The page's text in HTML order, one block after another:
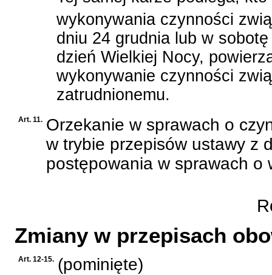
wykonywania czynności
dniu 24 grudnia lub w
dzień Wielkiej Nocy,
wykonywanie czynności
zatrudnionemu.
Art. 11. Orzekanie w sprawach o
w trybie przepisów ustawy z
postępowania w sprawach o
Zmiany w przepisach
Art. 12-15. (pominięte)